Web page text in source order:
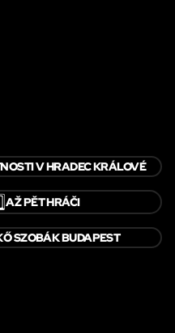
V HRADEC KRÁLOVÉ
AŽ PĚT HRÁČI
SZOBÁK BUDAPEST